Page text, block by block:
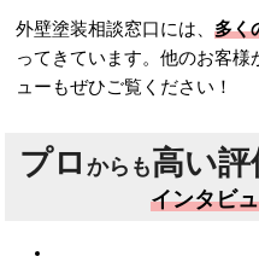
外壁塗装相談窓口には、多く
ってきています。他のお客
ューもぜひご覧ください！
プロ からも高い評
インタビ